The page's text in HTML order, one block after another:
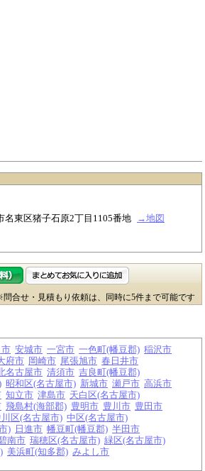
名東区猪子石原2丁目1105番地
→地図
合せ・見積もり依頼は、同時に5件まで可能です
安城市 一宮市 一色町(幡豆郡) 稲沢市
府市 岡崎市 尾張旭市 春日井市
名古屋市 清須市 吉良町(幡豆郡)
昭和区(名古屋市) 新城市 瀬戸市 高浜市
知立市 津島市 天白区(名古屋市)
飛島村(海部郡) 豊明市 豊川市 豊田市
区(名古屋市) 中区(名古屋市)
) 日進市 幡豆町(幡豆郡) 半田市
南市 瑞穂区(名古屋市) 緑区(名古屋市)
美浜町(知多郡) みよし市